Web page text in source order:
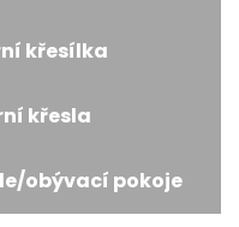
křesílka
křesla
obývací pokoje